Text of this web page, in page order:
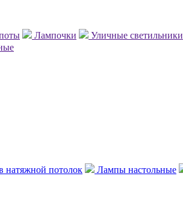
Лампочки Уличные светильники
натяжной потолок Лампы настольные